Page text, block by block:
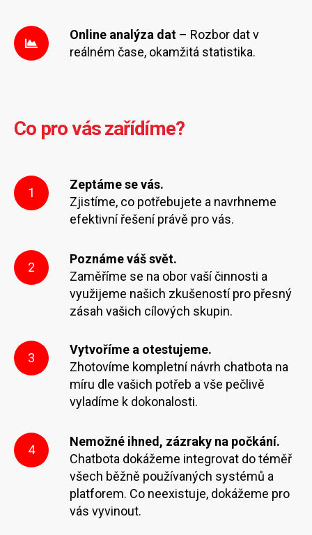
Online analýza dat – Rozbor dat v
reálném čase, okamžitá statistika.
Co pro vás zařídíme?
1
Zeptáme se vás.
Zjistíme, co potřebujete a navrhneme
efektivní řešení právě pro vás.
2
Poznáme váš svět.
Zaměříme se na obor vaší činnosti a
využijeme našich zkušeností pro přesný
zásah vašich cílových skupin.
3
Vytvoříme a otestujeme.
Zhotovíme kompletní návrh chatbota na
míru dle vašich potřeb a vše pečlivě
vyladíme k dokonalosti.
4
Nemožné ihned, zázraky na počkání.
Chatbota dokážeme integrovat do téměř
všech běžně používaných systémů a
platforem. Co neexistuje, dokážeme pro
vás vyvinout.